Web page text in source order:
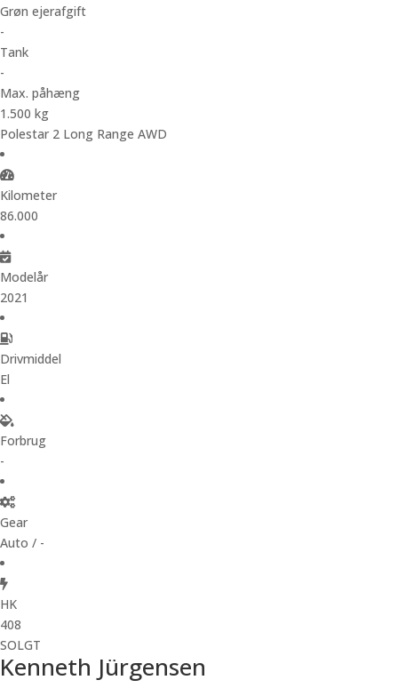
Grøn ejerafgift
-
Tank
-
Max. påhæng
1.500 kg
Polestar 2 Long Range AWD
Kilometer
86.000
Modelår
2021
Drivmiddel
El
Forbrug
-
Gear
Auto / -
HK
408
SOLGT
Kenneth Jürgensen